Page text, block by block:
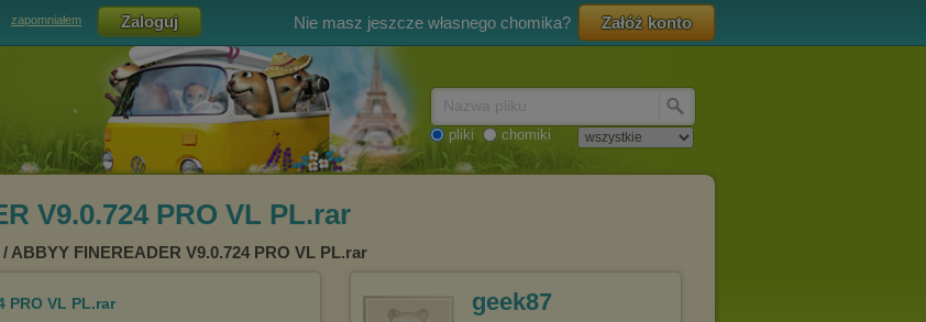
zapomniałem Nie masz jeszcze własnego chomika? Załóż konto
pliki chomiki
V9.0.724 PRO VL PL.rar
/ ABBYY FINEREADER V9.0.724 PRO VL PL.rar
PRO VL PL.rar geek87